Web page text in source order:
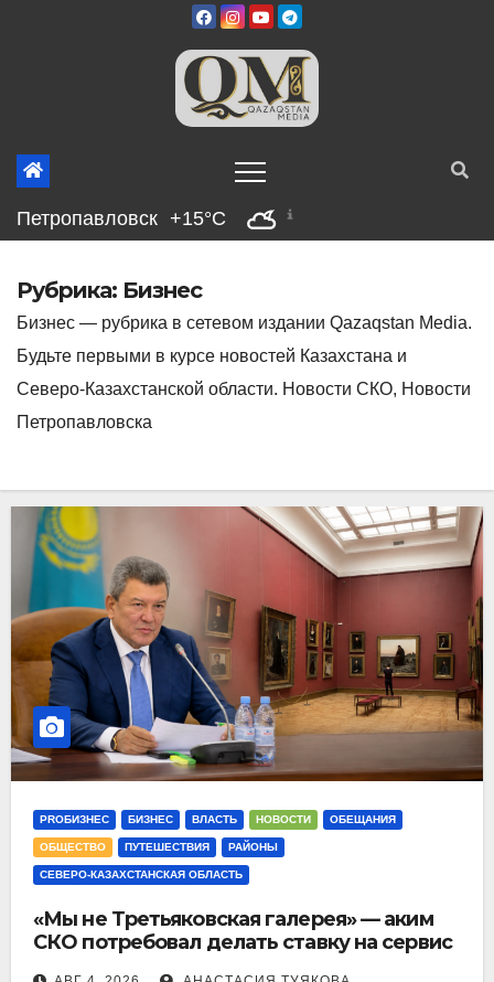
Петропавловск +15°C
Рубрика: Бизнес
Бизнес — рубрика в сетевом издании Qazaqstan Media.
Будьте первыми в курсе новостей Казахстана и
Северо-Казахстанской области. Новости СКО, Новости
Петропавловска
PROБИЗНЕС БИЗНЕС ВЛАСТЬ НОВОСТИ ОБЕЩАНИЯ
ОБЩЕСТВО ПУТЕШЕСТВИЯ РАЙОНЫ
СЕВЕРО-КАЗАХСТАНСКАЯ ОБЛАСТЬ
«Мы не Третьяковская галерея» — аким
СКО потребовал делать ставку на сервис